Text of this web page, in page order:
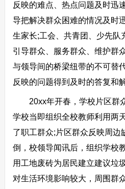
反映的难点、热点问题及时迅
导把解决群众困难的情况及时
生家长;工会、共青团、少先队
引导群众、服务群众、维护群
与领导间的桥梁纽带的不可替
反映的问题得到及时的答复和解
20xx年开春，学校片区群众
学校当即组织全校教师利用两
了职工群众;片区群众反映周边
倒，校领导闻讯后，组织学校
用工地废砖为居民建立建议垃
对生活环境影响较大，周围群